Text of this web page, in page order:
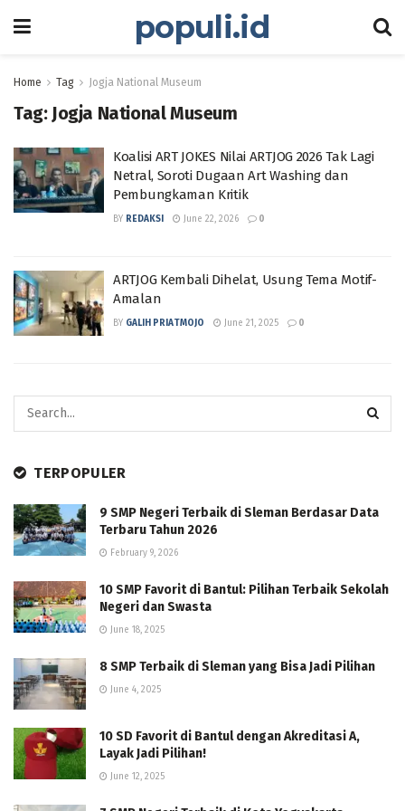
populi.id
Home Tag Jogja National Museum
Tag: Jogja National Museum
Koalisi ART JOKES Nilai ARTJOG 2026 Tak Lagi
Netral, Soroti Dugaan Art Washing dan
Pembungkaman Kritik
BY REDAKSI June 22, 2026 0
ARTJOG Kembali Dihelat, Usung Tema Motif-
Amalan
BY GALIH PRIATMOJO June 21, 2025 0
TERPOPULER
9 SMP Negeri Terbaik di Sleman Berdasar Data
Terbaru Tahun 2026
February 9, 2026
10 SMP Favorit di Bantul: Pilihan Terbaik Sekolah
Negeri dan Swasta
June 18, 2025
8 SMP Terbaik di Sleman yang Bisa Jadi Pilihan
June 4, 2025
10 SD Favorit di Bantul dengan Akreditasi A,
Layak Jadi Pilihan!
June 12, 2025